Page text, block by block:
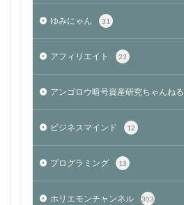
ゆみにゃん 31
アフィリエイト 23
アンゴロウ暗号資産研究ちゃんねる
ビジネスマインド 12
プログラミング 13
ホリエモンチャンネル 303